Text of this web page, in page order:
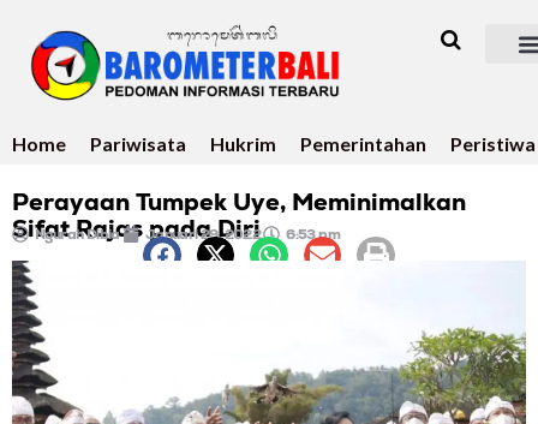
Home Pariwisata Hukrim Pemerintahan Peristiwa
Perayaan Tumpek Uye, Meminimalkan
Sifat Rajas pada Diri
Ngurah Dibia Januari 29, 2022 6:53 pm